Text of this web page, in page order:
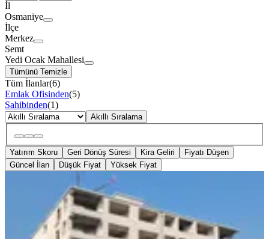
İl
Osmaniye
İlçe
Merkez
Semt
Yedi Ocak Mahallesi
Tümünü Temizle
Tüm İlanlar(6)
Emlak Ofisinden(5)
Sahibinden(1)
Akıllı Sıralama
Yatırım Skoru Geri Dönüş Süresi Kira Geliri
Fiyatı Düşen
Güncel İlan
Düşük Fiyat Yüksek Fiyat
Osmaniye Devlet Bahçeli Bulv.
Lüks4+1 | Aralık 2026 Teslim
Merkez, Yedi Ocak Mahallesi